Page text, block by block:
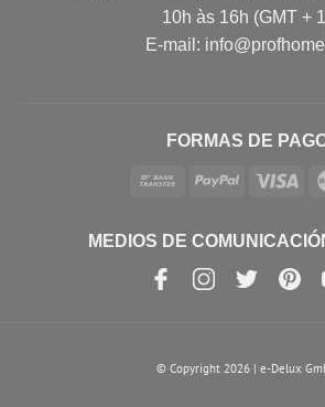
10h às 16h (GMT +
E-mail:
FORMAS DE
MEDIOS DE
© Copyright 2026 | e-Delux